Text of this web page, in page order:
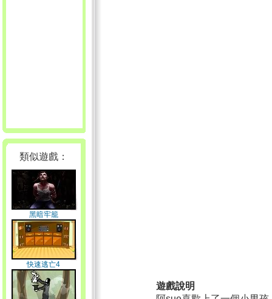
類似遊戲：
黑暗牢籠
快速逃亡4
遊戲說明